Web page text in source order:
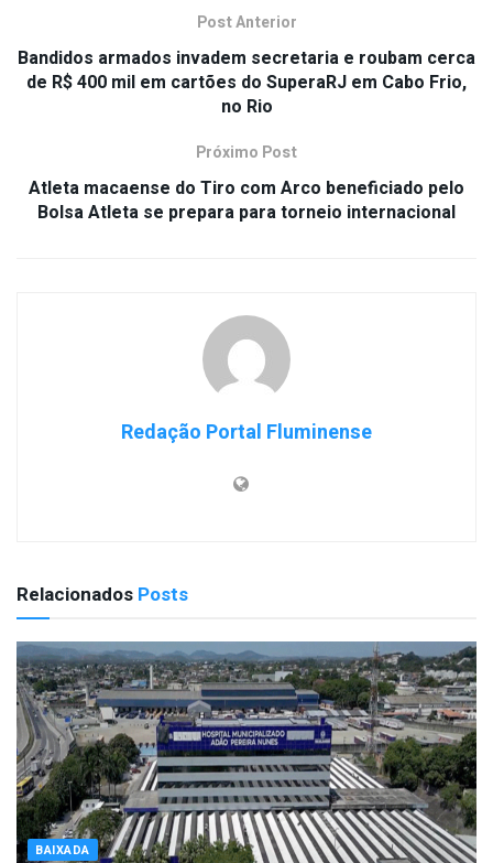
Post Anterior
Bandidos armados invadem secretaria e roubam cerca
de R$ 400 mil em cartões do SuperaRJ em Cabo Frio,
no Rio
Próximo Post
Atleta macaense do Tiro com Arco beneficiado pelo
Bolsa Atleta se prepara para torneio internacional
Redação Portal Fluminense
Relacionados Posts
BAIXADA